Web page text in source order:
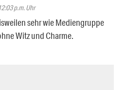
p.m. Uhr
sehr wie Mediengruppe
Witz und Charme.